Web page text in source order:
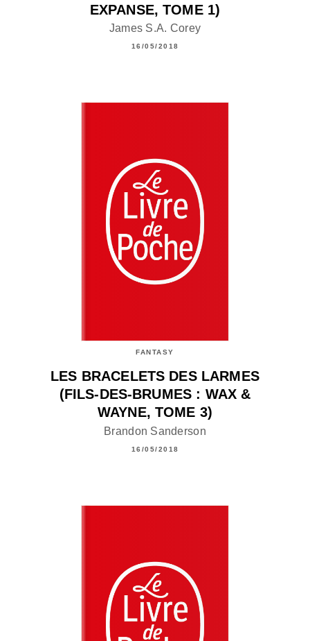
EXPANSE, TOME 1)
James S.A. Corey
16/05/2018
FANTASY
LES BRACELETS DES LARMES
(FILS-DES-BRUMES : WAX &
WAYNE, TOME 3)
Brandon Sanderson
16/05/2018